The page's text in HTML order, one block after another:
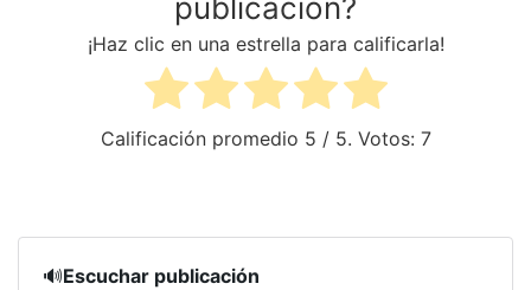
publicación?
¡Haz clic en una estrella para calificarla!
Calificación promedio 5 / 5. Votos: 7
🔊Escuchar publicación